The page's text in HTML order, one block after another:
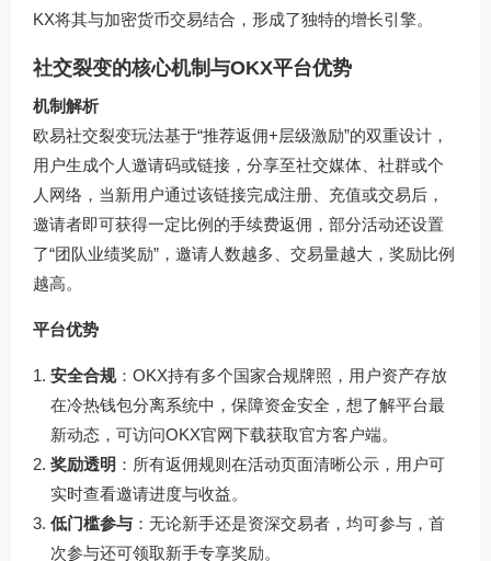
KX将其与加密货币交易结合，形成了独特的增长引擎。
社交裂变的核心机制与OKX平台优势
机制解析
欧易社交裂变玩法基于“推荐返佣+层级激励”的双重设计，
用户生成个人邀请码或链接，分享至社交媒体、社群或个
人网络，当新用户通过该链接完成注册、充值或交易后，
邀请者即可获得一定比例的手续费返佣，部分活动还设置
了“团队业绩奖励”，邀请人数越多、交易量越大，奖励比例
越高。
平台优势
安全合规：OKX持有多个国家合规牌照，用户资产存放
在冷热钱包分离系统中，保障资金安全，想了解平台最
新动态，可访问OKX官网下载获取官方客户端。
奖励透明 ：所有返佣规则在活动页面清晰公示，用户可
实时查看邀请进度与收益。
低门槛参与 ：无论新手还是资深交易者，均可参与，首
次参与还可领取新手专享奖励。